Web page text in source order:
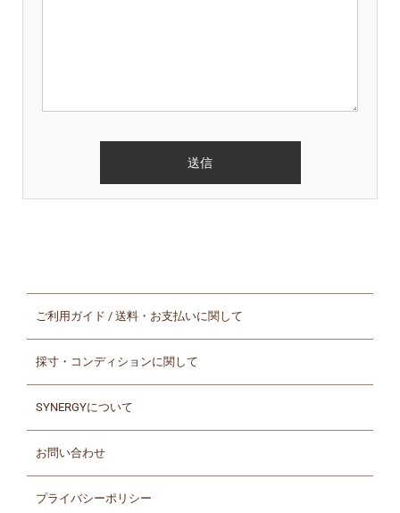
ご利用ガイド / 送料・お支払いに関して
採寸・コンディションに関して
SYNERGYについて
お問い合わせ
プライバシーポリシー